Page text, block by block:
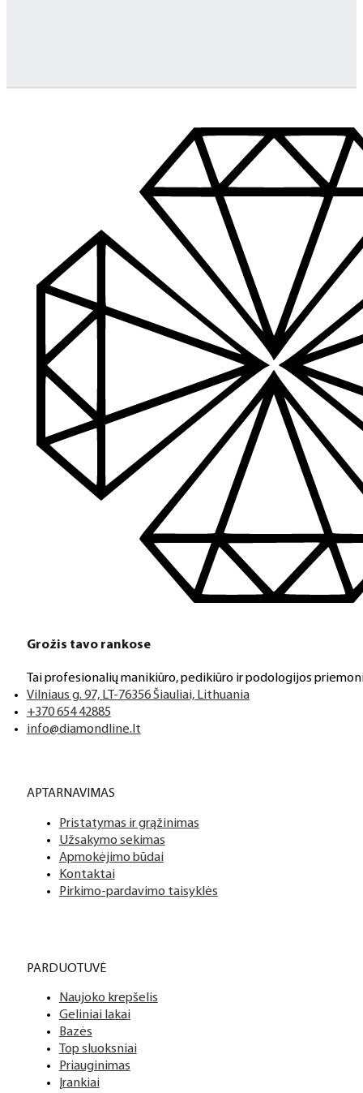
Grožis tavo rankose
Tai profesionalių manikiūro, pedikiūro ir podologijos
Vilniaus g. 97, LT-76356 Šiauliai, Lithuania
+370 654 42885
info@diamondline.lt
APTARNAVIMAS
Pristatymas ir grąžinimas
Užsakymo sekimas
Apmokėjimo būdai
Kontaktai
Pirkimo-pardavimo taisyklės
PARDUOTUVĖ
Naujoko krepšelis
Geliniai lakai
Bazės
Top sluoksniai
Priauginimas
Įrankiai